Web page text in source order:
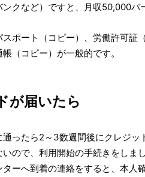
クなど）ですと、月収50,000バ
スポート（コピー）、労働許可
（コピー）が一般的です。
が届いたら
ったら2～3数週間後にクレジッ
ので、利用開始の手続きをしまし
ーへ到着の連絡をすると、本人